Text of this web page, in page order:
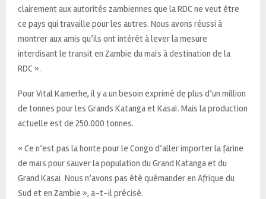
clairement aux autorités zambiennes que la RDC ne veut être
ce pays qui travaille pour les autres. Nous avons réussi à
montrer aux amis qu’ils ont intérêt à lever la mesure
interdisant le transit en Zambie du maïs à destination de la
RDC ».
Pour Vital Kamerhe, il y a un besoin exprimé de plus d’un million
de tonnes pour les Grands Katanga et Kasaï. Mais la production
actuelle est de 250.000 tonnes.
« Ce n’est pas la honte pour le Congo d’aller importer la farine
de maïs pour sauver la population du Grand Katanga et du
Grand Kasaï. Nous n’avons pas été quémander en Afrique du
Sud et en Zambie », a-t-il précisé.